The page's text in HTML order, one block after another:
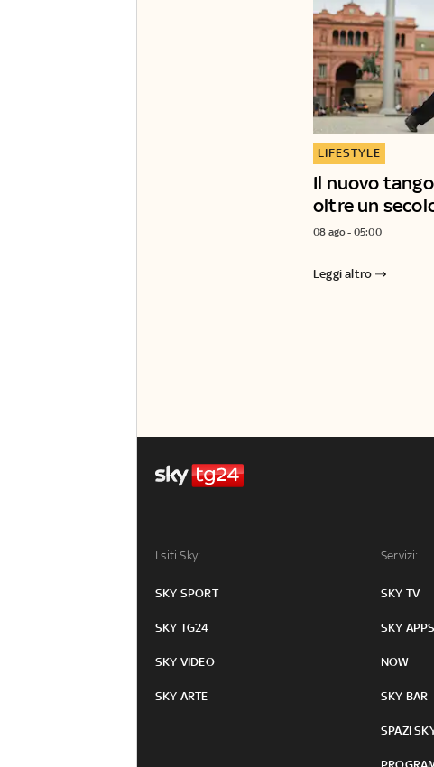
Il nuovo
oltre un
LIFESTYLE
08 ago - 05:00
Leggi altro
I siti Sky:
SKY SPORT
SKY TG24
SKY VIDEO
SKY ARTE
Servizi:
SKY TV
SKY APPS
NOW
SKY BAR
SPAZI